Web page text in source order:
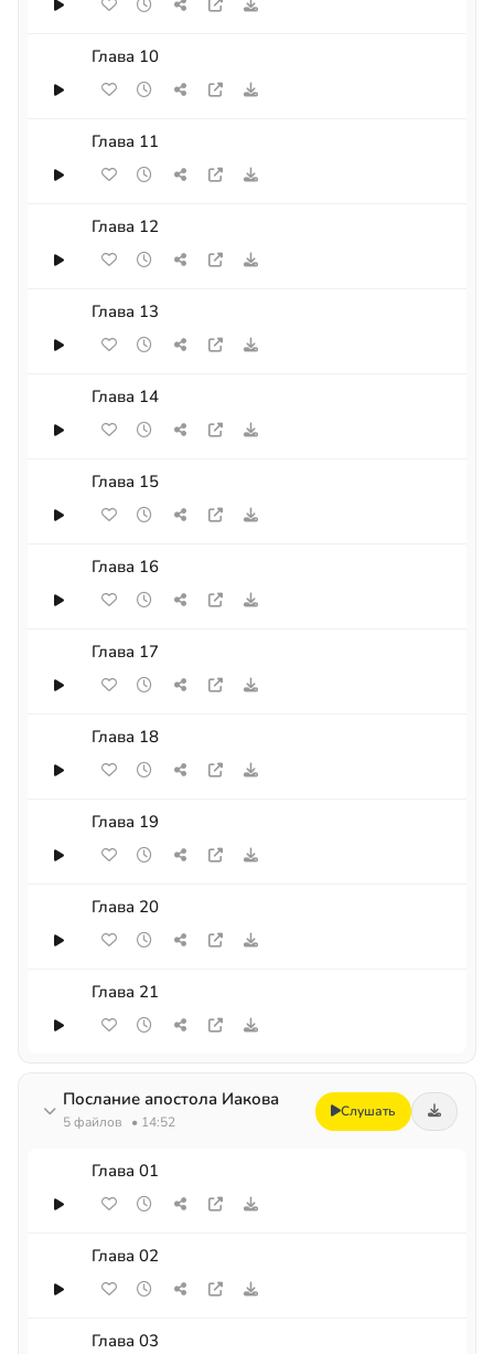
Глава 10
Глава 11
Глава 12
Глава 13
Глава 14
Глава 15
Глава 16
Глава 17
Глава 18
Глава 19
Глава 20
Глава 21
Послание апостола Иакова
5 файлов • 14:52
Слушать
Глава 01
Глава 02
Глава 03